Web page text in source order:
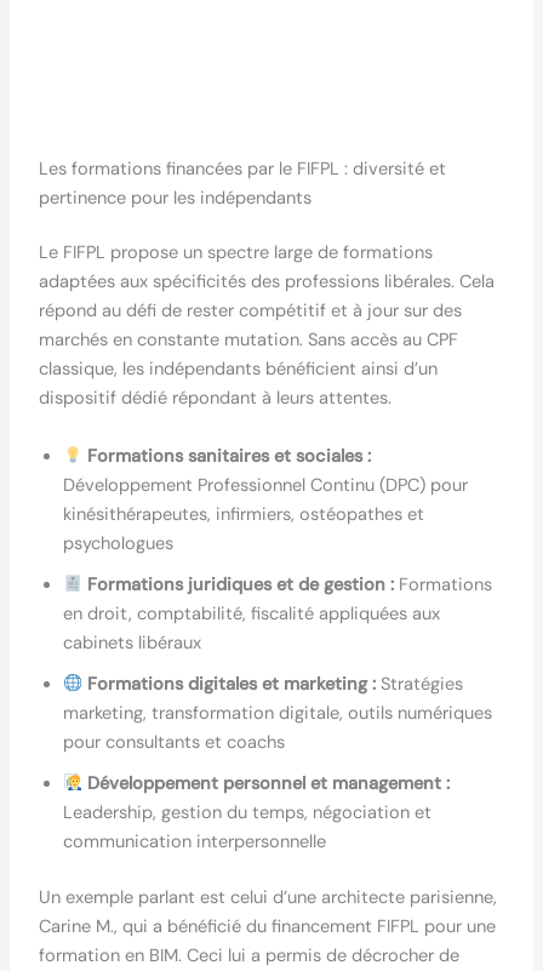
Les formations financées par le FIFPL : diversité et
pertinence pour les indépendants
Le FIFPL propose un spectre large de formations
adaptées aux spécificités des professions libérales. Cela
répond au défi de rester compétitif et à jour sur des
marchés en constante mutation. Sans accès au CPF
classique, les indépendants bénéficient ainsi d’un
dispositif dédié répondant à leurs attentes.
Formations sanitaires et sociales :
Développement Professionnel Continu (DPC) pour
kinésithérapeutes, infirmiers, ostéopathes et
psychologues
Formations juridiques et de gestion : Formations
en droit, comptabilité, fiscalité appliquées aux
cabinets libéraux
Formations digitales et marketing : Stratégies
marketing, transformation digitale, outils numériques
pour consultants et coachs
Développement personnel et management :
Leadership, gestion du temps, négociation et
communication interpersonnelle
Un exemple parlant est celui d’une architecte parisienne,
Carine M., qui a bénéficié du financement FIFPL pour une
formation en BIM. Ceci lui a permis de décrocher de